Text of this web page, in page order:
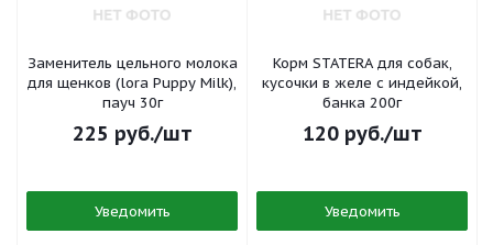
Заменитель цельного молока
для щенков (lora Puppy Milk),
пауч 30г
225 руб./шт
Уведомить
Корм STATERA для собак,
кусочки в желе с индейкой,
банка 200г
120руб./шт
Уведомить